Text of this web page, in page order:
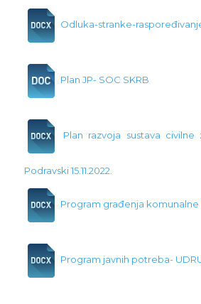
Odluka-stranke-
Plan JP- SOC SKRB
Plan razvoja sustava civilne
Podravski 15.11.2022.
Program građenja komunalne
Program javnih potreba-